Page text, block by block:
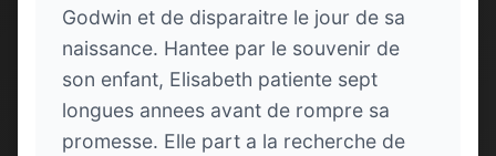
Godwin et de disparaitre le jour de sa
naissance. Hantee par le souvenir de
son enfant, Elisabeth patiente sept
longues annees avant de rompre sa
promesse. Elle part a la recherche de